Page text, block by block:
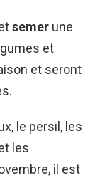
semer une
et
et seront
le persil, les
les
il est